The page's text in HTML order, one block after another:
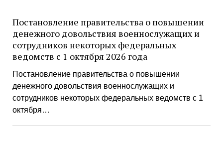
Постановление правительства о повышении
денежного довольствия военнослужащих и
сотрудников некоторых федеральных
ведомств с 1 октября 2026 года
Постановление правительства о повышении
денежного довольствия военнослужащих и
сотрудников некоторых федеральных ведомств с 1
октября…